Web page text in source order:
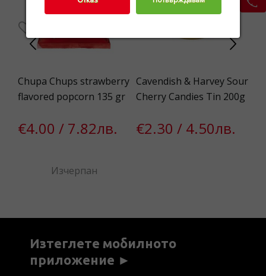
Chupa Chups strawberry
flavored popcorn 135 gr
€4.00 / 7.82лв.
Изчерпан
Cavendish & Harvey Sour
Cherry Candies Tin 200g
€2.30 / 4.50лв.
Изтеглете мобилното
приложение ►